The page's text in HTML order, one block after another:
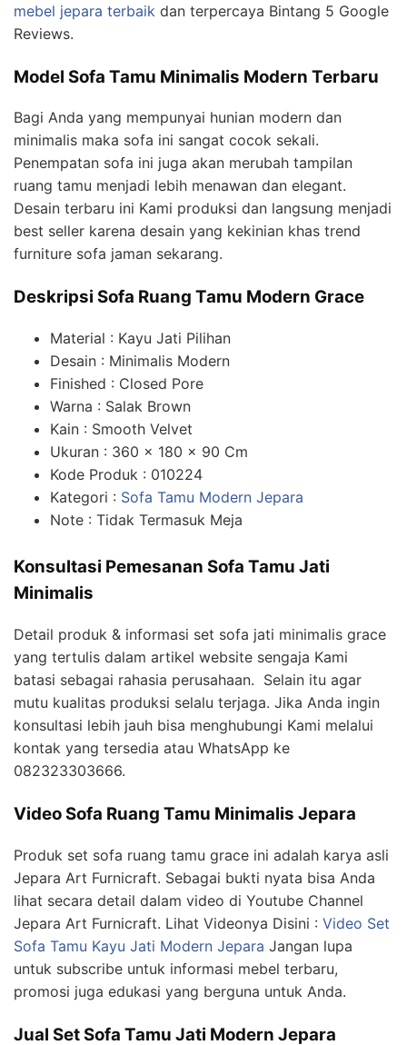
mebel jepara terbaik dan terpercaya Bintang 5 Google
Reviews.
Model Sofa Tamu Minimalis Modern Terbaru
Bagi Anda yang mempunyai hunian modern dan
minimalis maka sofa ini sangat cocok sekali.
Penempatan sofa ini juga akan merubah tampilan
ruang tamu menjadi lebih menawan dan elegant.
Desain terbaru ini Kami produksi dan langsung menjadi
best seller karena desain yang kekinian khas trend
furniture sofa jaman sekarang.
Deskripsi Sofa Ruang Tamu Modern Grace
Material : Kayu Jati Pilihan
Desain : Minimalis Modern
Finished : Closed Pore
Warna : Salak Brown
Kain : Smooth Velvet
Ukuran : 360 x 180 x 90 Cm
Kode Produk : 010224
Kategori : Sofa Tamu Modern Jepara
Note : Tidak Termasuk Meja
Konsultasi Pemesanan Sofa Tamu Jati
Minimalis
Detail produk & informasi set sofa jati minimalis grace
yang tertulis dalam artikel website sengaja Kami
batasi sebagai rahasia perusahaan. Selain itu agar
mutu kualitas produksi selalu terjaga. Jika Anda ingin
konsultasi lebih jauh bisa menghubungi Kami melalui
kontak yang tersedia atau WhatsApp ke
082323303666.
Video Sofa Ruang Tamu Minimalis Jepara
Produk set sofa ruang tamu grace ini adalah karya asli
Jepara Art Furnicraft. Sebagai bukti nyata bisa Anda
lihat secara detail dalam video di Youtube Channel
Jepara Art Furnicraft. Lihat Videonya Disini : Video Set
Sofa Tamu Kayu Jati Modern Jepara Jangan lupa
untuk subscribe untuk informasi mebel terbaru,
promosi juga edukasi yang berguna untuk Anda.
Jual Set Sofa Tamu Jati Modern Jepara